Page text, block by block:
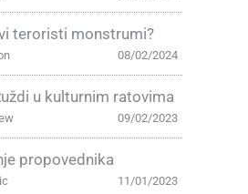
teroristi monstrumi?
08/02/2024
u kulturnim ratovima
09/02/2023
propovednika
11/01/2023